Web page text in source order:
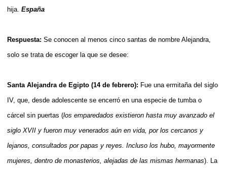
hija. España
Respuesta: Se conocen al menos cinco santas de nombre Alejandra,
solo se trata de escoger la que se desee:
Santa Alejandra de Egipto (14 de febrero): Fue una ermitaña del siglo
IV, que, desde adolescente se encerró en una especie de tumba o
cárcel sin puertas (los emparedados existieron hasta muy avanzado el
siglo XVII y fueron muy venerados aún en vida, por los cercanos y
lejanos, consultados por papas y reyes. Incluso los hubo, mayormente
mujeres, dentro de monasterios, alejadas de las mismas hermanas). La